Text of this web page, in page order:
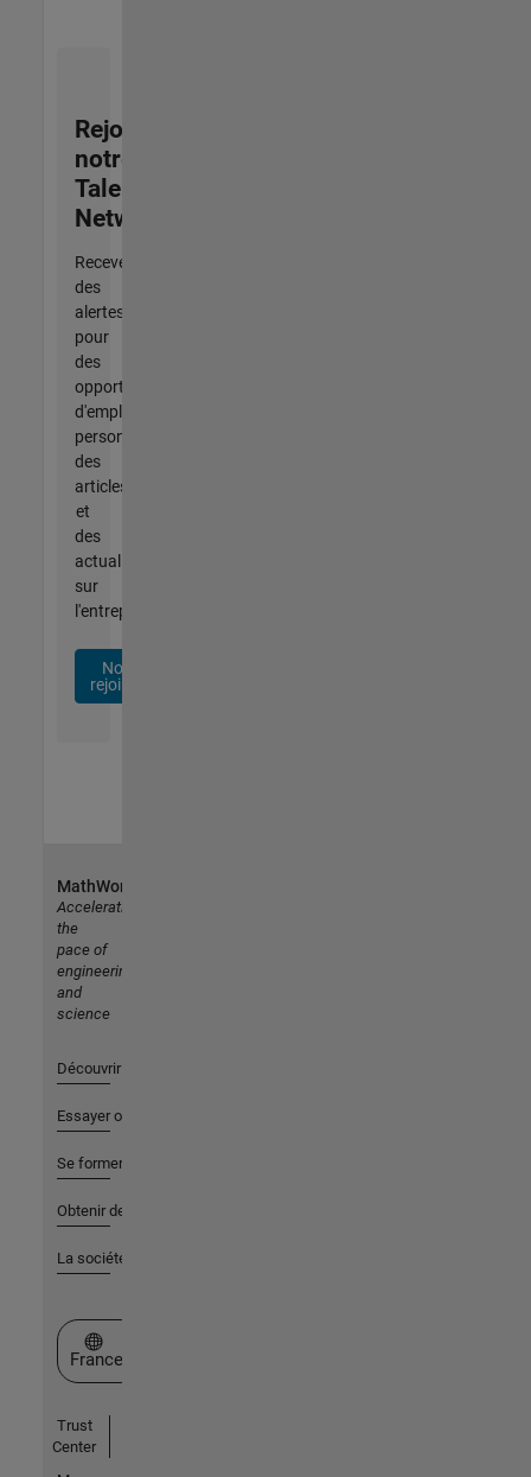
Rejoignez
notre
Talent
Network
Recevez
des
alertes
pour
des
opportunités
d'emploi
personnalisées,
des
articles
et
des
actualités
sur
l'entreprise.
Nous
rejoindre
MathWorks
Accelerating
the
pace of
engineering
and
science
Découvrir les produits
Essayer ou acheter
Se former
Obtenir de l'aide
La société
Sélectionner un site web
France
Trust
Center